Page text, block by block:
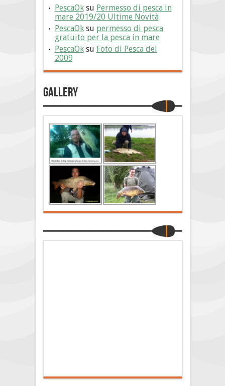
PescaOksu Permesso di pesca in
mare 2019/20 Ultime Novità
PescaOksu permesso di pesca
gratuito per la pesca in mare
PescaOksu Foto di Pesca del
2009
Gallery